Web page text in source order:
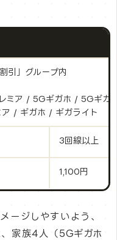
引」グループ内
ミア / 5Gギガホ / 5Gギガ
ア / ギガホ / ギガライト
3回線以上
1,100円
ージしやすいよう、
家族4人（5Gギガホ